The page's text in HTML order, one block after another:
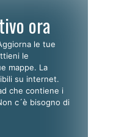
ora
le tue
le
mappe. La
su internet.
che contiene i
c´è bisogno di